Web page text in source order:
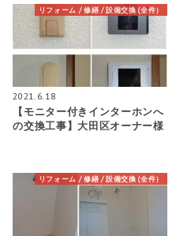
リフォーム / 修繕 / 設備交換 (全件）
2021.6.18
【モニター付きインターホンへ
の交換工事】大田区オーナー様
リフォーム / 修繕 / 設備交換 (全件）